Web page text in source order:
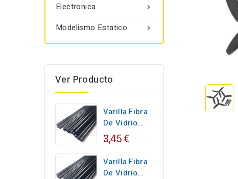

Electronica

Modelismo Estatico
Ver Producto
Varilla Fibra
De Vidrio...
3,45 €
Varilla Fibra
De Vidrio...